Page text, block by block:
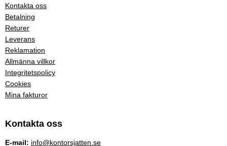
Kontakta oss
Betalning
Returer
Leverans
Reklamation
Allmänna villkor
Integritetspolicy
Cookies
Mina fakturor
Kontakta oss
E-mail: info@kontorsjatten.se